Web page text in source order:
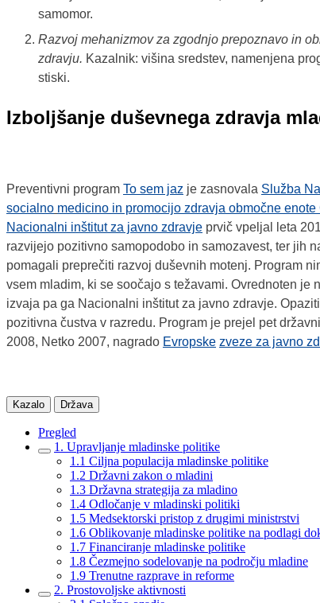
samomor.
Razvoj mehanizmov za zgodnjo prepoznavo in
zdravju. Kazalnik: višina sredstev, namenjena
stiski.
Izboljšanje duševnega zdravja
Preventivni program To sem jaz je zasnovala Služba
socialno medicino in promocijo zdravja območne enote
Nacionalni inštitut za javno zdravje prvič vpeljal leta
razvijejo pozitivno samopodobo in samozavest, ter jih
pomagali preprečiti razvoj duševnih motenj. Program
vsem mladim, ki se soočajo s težavami. Ovrednoten je
izvaja pa ga Nacionalni inštitut za javno zdravje.
pozitivna čustva v razredu. Program je prejel pet
2008, Netko 2007, nagrado Evropske zveze za javno
Kazalo Država
Pregled
1. Upravljanje mladinske politike
1.1 Ciljna populacija mladinske politike
1.2 Državni zakon o mladini
1.3 Državna strategija za mladino
1.4 Odločanje v mladinski politiki
1.5 Medsektorski pristop z drugimi ministrstvi
1.6 Oblikovanje mladinske politike na podlagi
1.7 Financiranje mladinske politike
1.8 Čezmejno sodelovanje na področju mladine
1.9 Trenutne razprave in reforme
2. Prostovoljske aktivnosti